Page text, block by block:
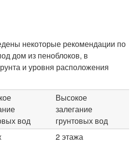
некоторые рекомендации по
дом из пеноблоков, в
и уровня расположения
вод
Высокое
залегание
грунтовых вод
2 этажа